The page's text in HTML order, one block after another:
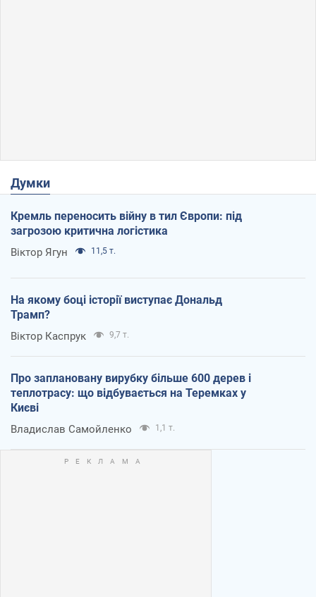
Думки
Кремль переносить війну в тил Європи: під
загрозою критична логістика
Віктор Ягун 11,5 т.
На якому боці історії виступає Дональд
Трамп?
Віктор Каспрук 9,7 т.
Про заплановану вирубку більше 600 дерев і
теплотрасу: що відбувається на Теремках у
Києві
Владислав Самойленко 1,1 т.